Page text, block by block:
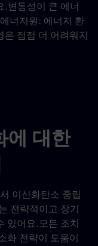
.변동성이 큰 에너
너지원: 에너지 환
은 점점 더 어려워지
에 대한
이산화탄소 중립
전략적이고 장기
있어요.모든 조치
화 전략이 도움이